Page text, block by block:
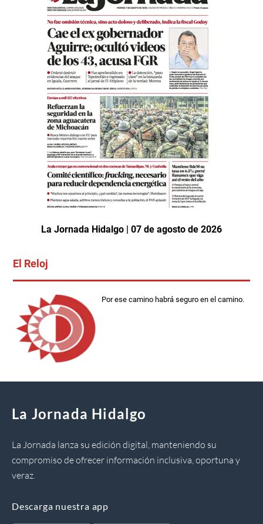
La Jornada Hidalgo | 07 de agosto de 2026
El Reloj
Por ese camino habrá seguro en el camino.
La Jornada Hidalgo
La Jornada lanza su edición digital, manteniendo su
compromiso de ofrecer información inclusiva, oportuna y
veraz.
Descarga nuestra app